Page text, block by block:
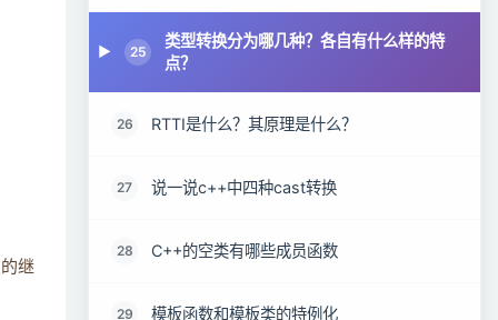
继
25
类型转换分为哪几种？各自有什么样的特
点？
26 RTTI是什么？其原理是什么？
27 说一说c++中四种cast转换
28 C++的空类有哪些成员函数
29 模板函数和模板类的特例化